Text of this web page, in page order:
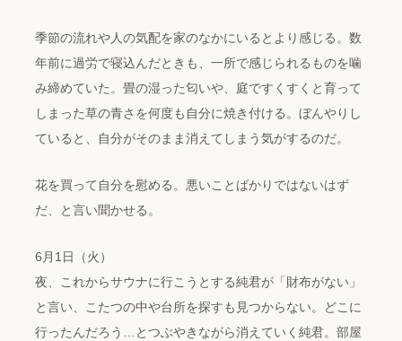
季節の流れや人の気配を家のなかにいるとより感じる。数
年前に過労で寝込んだときも、一所で感じられるものを噛
み締めていた。畳の湿った匂いや、庭ですくすくと育って
しまった草の青さを何度も自分に焼き付ける。ぼんやりし
ていると、自分がそのまま消えてしまう気がするのだ。
花を買って自分を慰める。悪いことばかりではないはず
だ、と言い聞かせる。
6月1日（火）
夜、これからサウナに行こうとする純君が「財布がない」
と言い、こたつの中や台所を探すも見つからない。どこに
行ったんだろう…とつぶやきながら消えていく純君。部屋